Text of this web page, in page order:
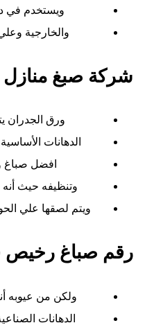
ويستخدم في
والخارجية
شركة صبغ
ورق الجدران
الدهانات
افضل صباغ
وتنظيفه حيث أنه
ويتم لصقها علي
رقم صباغ رخيص
ولكن من عيوبه
الدهانات